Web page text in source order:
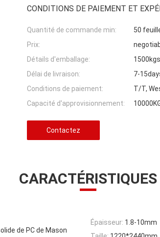
CONDITIONS DE PAIEMENT ET
Quantité de commande min:
50
Prix:
Détails d'emballage:
Délai de livraison:
7-
Conditions de paiement:
T/T,
Capacité d'approvisionnement:
Contactez
CARACTÉRISTIQUES
de PC de Mason
Épaisseur: 1.8-10mm